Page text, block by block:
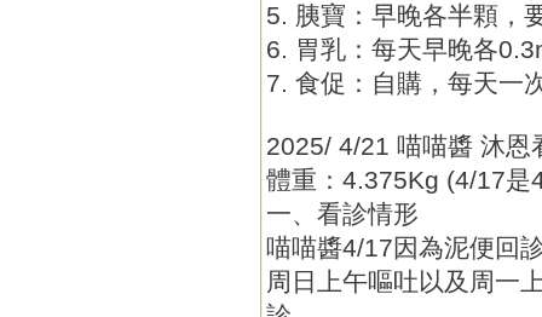
5. 胰寶：早晚各半顆，
6. 胃乳：每天早晚各
7. 食促：自購，每天一
2025/ 4/21 喵喵醬 沐恩
體重：4.375Kg (4/17是
一、看診情形
喵喵醬4/17因為泥便回
周日上午嘔吐以及周一